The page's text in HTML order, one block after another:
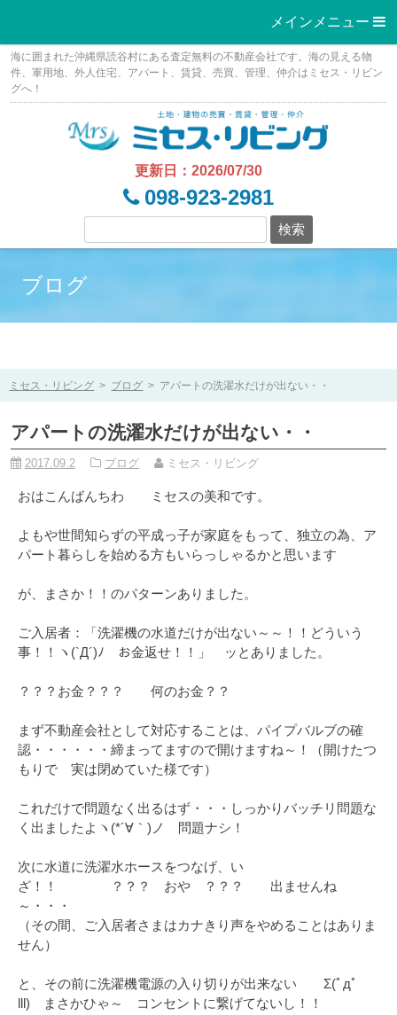
メインメニュー 
Skip
content
海に囲まれた沖縄県読谷村にある査定無料の不動産会社です。海の見える物
件、軍用地、外人住宅、アパート、賃貸、売買、管理、仲介はミセス・リビン
グへ！
更新日：2026/07/30
098-923-2981
ブログ
ミセス・リビング > ブログ > アパートの洗濯水だけが出ない・・
アパートの洗濯水だけが出ない・・
2017.09.2 ブログ ミセス・リビング
おはこんばんちわ ミセスの美和です。
よもや世間知らずの平成っ子が家庭をもって、独立の為、ア
パート暮らしを始める方もいらっしゃるかと思います
が、まさか！！のパターンありました。
ご入居者：「洗濯機の水道だけが出ない～～！！どういう
事！！ヽ(`Д´)ﾉ お金返せ！！」 ッとありました。
？？？お金？？？ 何のお金？？
まず不動産会社として対応することは、パイプバルブの確
認・・・・・・締まってますので開けますね～！（開けたつ
もりで 実は閉めていた様です）
これだけで問題なく出るはず・・・しっかりバッチリ問題な
く出ましたよヽ(*´∀｀)ノ 問題ナシ！
次に水道に洗濯水ホースをつなげ、い
ざ！！ ？？？ おや ？？？ 出ませんね
～・・・
（その間、ご入居者さまはカナきり声をやめることはありま
せん）
と、その前に洗濯機電源の入り切りが出来ない Σ(ﾟдﾟ
lll) まさかひゃ～ コンセントに繋げてないし！！